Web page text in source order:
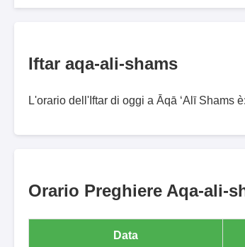
Iftar aqa-ali-shams
L'orario dell'Iftar di oggi a Āqā ‘Alī Shams
Orario Preghiere Aqa-ali-
Data